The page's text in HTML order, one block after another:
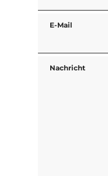
E-Mail
Nachricht